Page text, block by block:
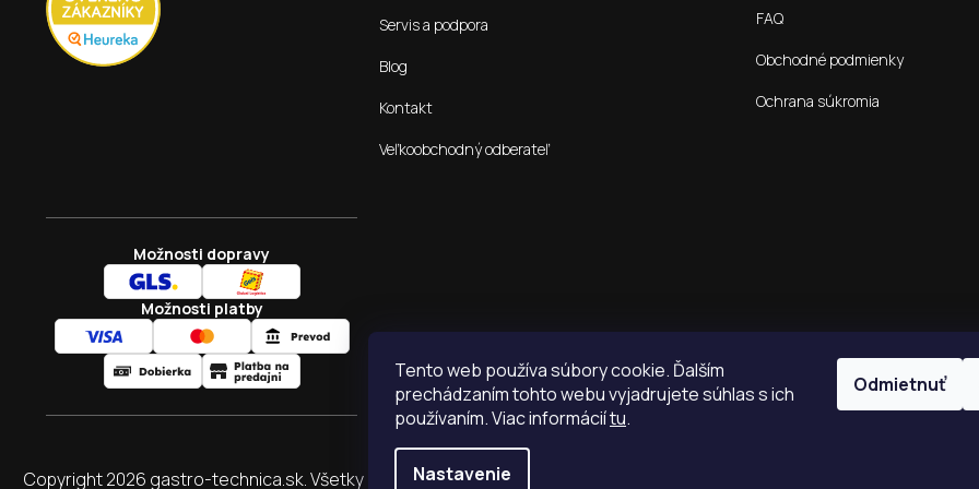
Tento web používa súbory cookie. Ďalším
prechádzaním tohto webu vyjadrujete súhlas s ich
používaním. Viac informáciítu.
Nastavenie
Odmietnuť
Servis a podpora
Blog
Kontakt
Veľkoobchodný odberateľ
FAQ
Obchodné podmienky
Ochrana súkromia
Možnosti dopravy
Možnosti platby
Copyright 2026 gastro-technica.sk. Všetky práva vyhradené.